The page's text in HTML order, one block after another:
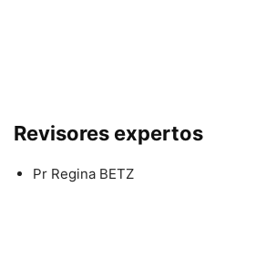
Revisores expertos
Pr Regina BETZ